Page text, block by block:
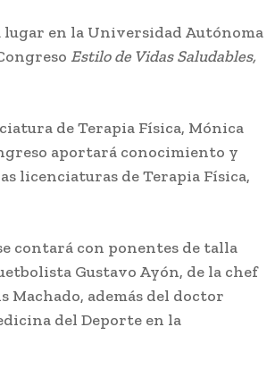
en la Universidad Autónoma
Estilo de Vidas Saludables,
de Terapia Física, Mónica
aportará conocimiento y
licenciaturas de Terapia Física,
contará con ponentes de talla
Gustavo Ayón, de la chef
Machado, además del doctor
del Deporte en la